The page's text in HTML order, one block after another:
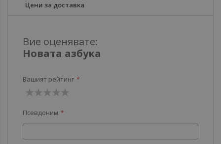
Цени за доставка
Вие оценявате:
Новата азбука
Вашият рейтинг
звезда
звезди
звезди
звезди
звезди
Псевдоним